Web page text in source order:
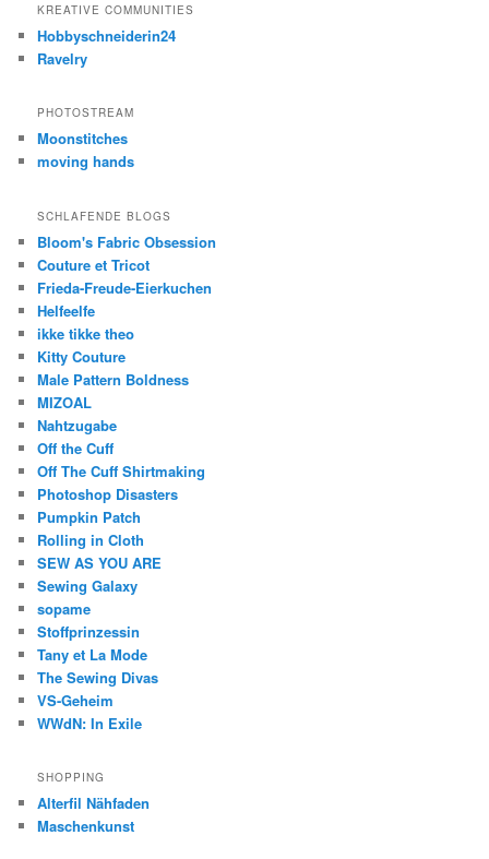
KREATIVE COMMUNITIES
Hobbyschneiderin24
Ravelry
PHOTOSTREAM
Moonstitches
moving hands
SCHLAFENDE BLOGS
Bloom's Fabric Obsession
Couture et Tricot
Frieda-Freude-Eierkuchen
Helfeelfe
ikke tikke theo
Kitty Couture
Male Pattern Boldness
MIZOAL
Nahtzugabe
Off the Cuff
Off The Cuff Shirtmaking
Photoshop Disasters
Pumpkin Patch
Rolling in Cloth
SEW AS YOU ARE
Sewing Galaxy
sopame
Stoffprinzessin
Tany et La Mode
The Sewing Divas
VS-Geheim
WWdN: In Exile
SHOPPING
Alterfil Nähfaden
Maschenkunst